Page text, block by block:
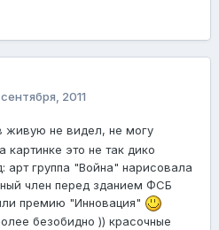
2011
живую не видел, не могу
картинке это не так дико
арт группа "Война" нарисовала
член перед зданием ФСБ
премию "Инновация"
безобидно )) красочные